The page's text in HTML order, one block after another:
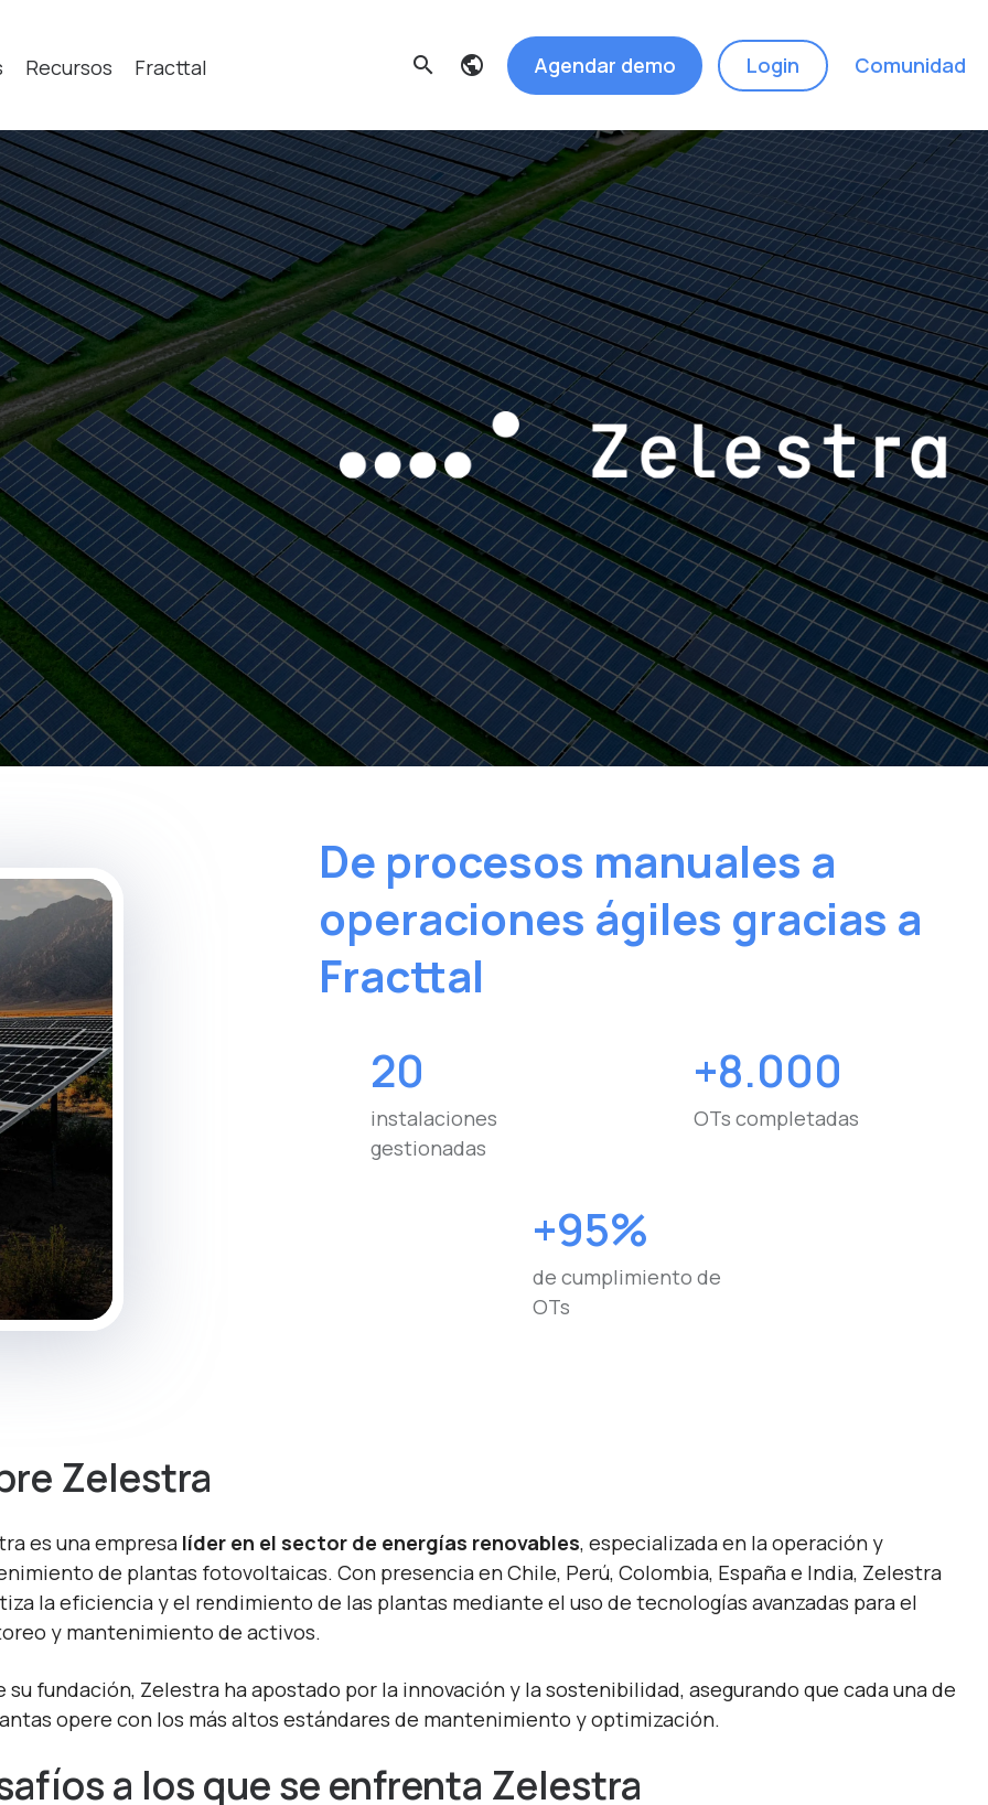
Recursos Fracttal search Agendar demo Login Comunidad
De procesos manuales a
operaciones ágiles gracias a
Fracttal
20
instalaciones
gestionadas
+8.000
OTs completadas
+95%
de cumplimiento de
OTs
Zelestra
es una empresa líder en el sector de energías renovables, especializada en la operación y
de plantas fotovoltaicas. Con presencia en Chile, Perú, Colombia, España e India, Zelestra
la eficiencia y el rendimiento de las plantas mediante el uso de tecnologías avanzadas para el
y mantenimiento de activos.
su fundación, Zelestra ha apostado por la innovación y la sostenibilidad, asegurando que cada una de
opere con los más altos estándares de mantenimiento y optimización.
a losque seenfrenta Zelestra